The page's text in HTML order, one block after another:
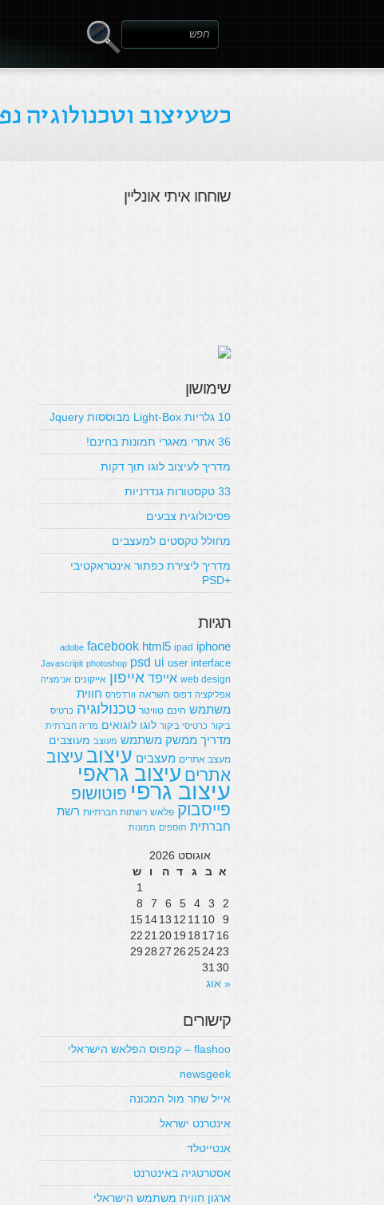
שוחחו איתי אונליין
שימושון
10 גלריות Light-Box מבוססות Jquery
36 אתרי מאגרי תמונות בחינם!
מדריך לעיצוב לוגו תוך דקות
33 טקסטורות גנדרניות
פסיכולוגית צבעים
מחולל טקסטים למעצבים
מדריך ליצירת כפתור אינטראקטיבי
+PSD
תגיות
adobe facebook html5 ipad iphone
Javascripit photoshop psd ui user interface
web design אייפד אייפון אייקונים אנימציה
אפליקציה דפוס השראה וורדפרס חווית
משתמש חינם טוויטר טכנולוגיה כרטיס
ביקור כרטיסי ביקור לוגו לוגואים מדיה חברתית
מדריך ממשק משתמש מעוצב מעוצבים
מעצב אתרים מעצבים עיצוב עיצוב
אתרים עיצוב גראפי
עיצוב גרפי פוטושופ
פייסבוק פלאש רשתות חברתיות רשת
חברתית תוספים תמונות
אוגוסט 2026
א ב ג ד ה ו
ש
1
2
3
4
5
6
7
8
9
10
11
12
13
14
15
16
17
18
19
20
21
22
23
24
25
26
27
28
29
30
31
« אוג
קישורים
flashoo – קמפוס הפלאש הישראלי
newsgeek
אייל שחר מול המכונה
אינטרנט ישראל
אנטייטלד
אסטרטגיה באינטרנט
ארגון חווית משתמש הישראלי